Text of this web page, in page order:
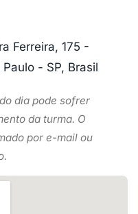
Ferreira, 175 -
- SP, Brasil
dia pode sofrer
da turma. O
por e-mail ou